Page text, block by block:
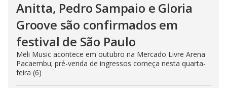
Anitta, Pedro Sampaio e Gloria
Groove são confirmados em
festival de São Paulo
Meli Music acontece em outubro na Mercado Livre Arena
Pacaembu; pré-venda de ingressos começa nesta quarta-
feira (6)